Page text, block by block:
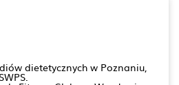
dietetycznych w Poznaniu,